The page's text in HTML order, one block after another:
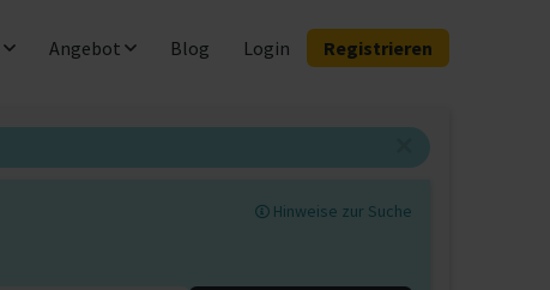
Angebot Blog Login Registrieren
Hinweise zur Suche